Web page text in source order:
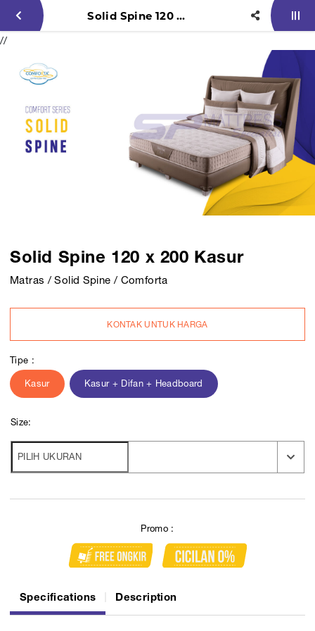
Solid Spine 120 x 200 Kasur
//
Solid Spine 120 x 200 Kasur
Matras / Solid Spine / Comforta
KONTAK UNTUK HARGA
Tipe :
Kasur Kasur + Difan + Headboard
Size:
Promo :
Specifications Description